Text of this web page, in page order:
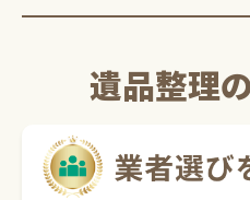
お急ぎの方はこ
遺品整理